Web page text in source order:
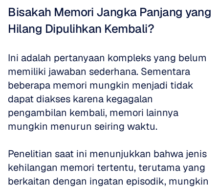
Bisakah Memori Jangka Panjang yang
Hilang Dipulihkan Kembali?
Ini adalah pertanyaan kompleks yang belum
memiliki jawaban sederhana. Sementara
beberapa memori mungkin menjadi tidak
dapat diakses karena kegagalan
pengambilan kembali, memori lainnya
mungkin menurun seiring waktu.
Penelitian saat ini menunjukkan bahwa jenis
kehilangan memori tertentu, terutama yang
berkaitan dengan ingatan episodik, mungkin